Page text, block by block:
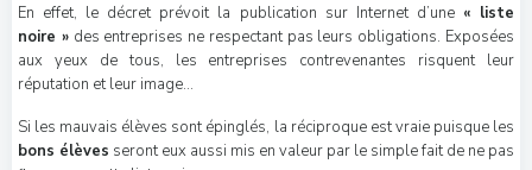
En effet, le décret prévoit la publication sur Internet d’une « liste
noire »des entreprises ne respectant pas leurs obligations. Exposées
aux yeux de tous, les entreprises contrevenantes risquent leur
réputation et leur image…
Si les mauvais élèves sont épinglés, la réciproque est vraie puisque les
bons élèves seront eux aussi mis en valeur par le simple fait de ne pas